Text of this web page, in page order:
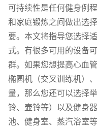
可持续性是任何健身例
和家庭锻炼之间做出选
要。本文将指导您选择
式。有很多可用的设备
群。如果您想提高心血
椭圆机（交叉训练机）
量，那么您还可以选择
铃、壶铃等）以及健身
池、健身室、蒸汽浴室等